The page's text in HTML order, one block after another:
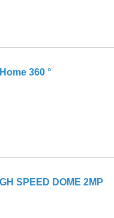
360 ​​°
SPEED DOME 2MP